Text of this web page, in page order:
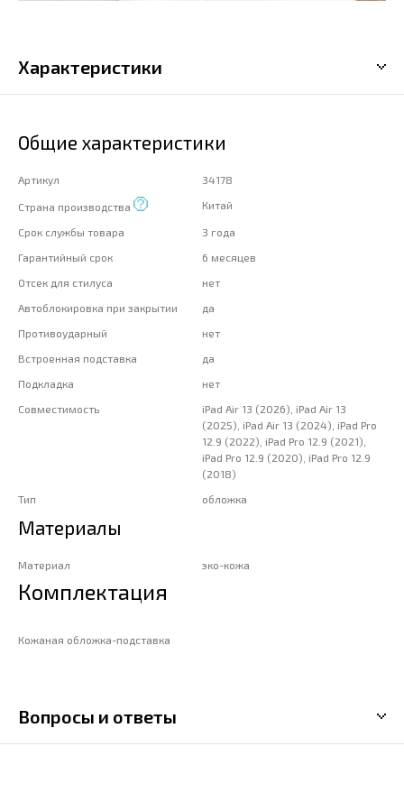
Характеристики
Общие характеристики
Артикул 34178
Страна производства Китай
Срок службы товара
3 года
Гарантийный срок
6 месяцев
Отсек для стилуса
нет
Автоблокировка при закрытии
да
Противоударный
нет
Встроенная подставка
да
Подкладка
нет
Совместимость
iPad Air 13 (2026), iPad Air 13
(2025), iPad Air 13 (2024), iPad Pro
12.9 (2022), iPad Pro 12.9 (2021),
iPad Pro 12.9 (2020), iPad Pro 12.9
(2018)
Тип
обложка
Материалы
Материал эко-кожа
Комплектация
Кожаная обложка-подставка
Вопросы и ответы